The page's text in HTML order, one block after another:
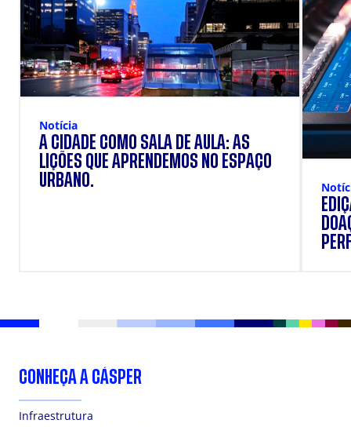
Notícia
A CIDADE COMO SALA DE AULA: AS
LIÇÕES QUE APRENDEMOS NO ESPAÇO
URBANO.
CONHEÇA A CÁSPER
Infraestrutura